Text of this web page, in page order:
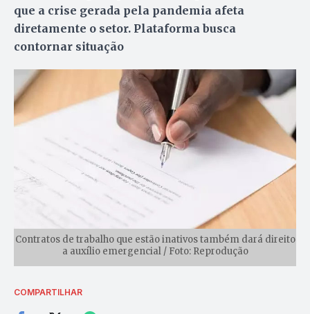
que a crise gerada pela pandemia afeta
diretamente o setor. Plataforma busca
contornar situação
Contratos de trabalho que estão inativos também dará direito
a auxílio emergencial / Foto: Reprodução
COMPARTILHAR